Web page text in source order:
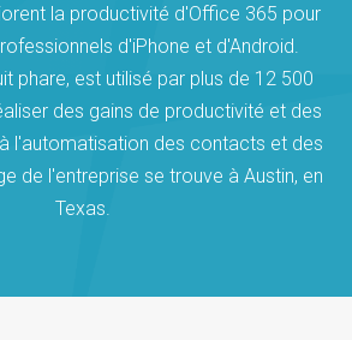
la productivité d'Office 365 pour
d'iPhone et d'Android.
phare, est utilisé par plus de 12 500
des gains de productivité et des
l'automatisation des contacts et des
de l'entreprise se trouve à Austin, en
Texas.